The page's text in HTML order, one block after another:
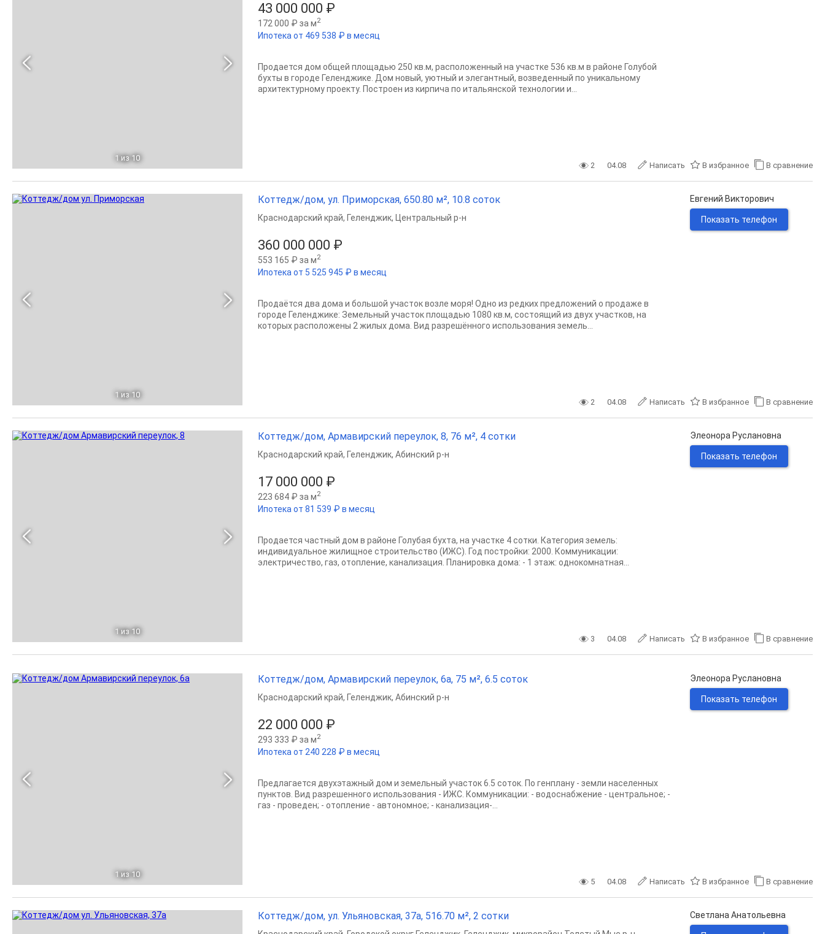
1 из 10
43 000 000 ₽
172 000 ₽ за м2
Ипотека от 469 538 ₽ в месяц
Продается дом общей площадью 250 кв.м, расположенный на участке 536 кв.м в районе Голубой
бухты в городе Геленджике. Дом новый, уютный и элегантный, возведенный по уникальному
архитектурному проекту. Построен из кирпича по итальянской технологии и...
2 04.08 Написать В избранное В сравнение
1 из 10
Коттедж/дом, ул. Приморская, 650.80 м², 10.8 соток
360 000 000 ₽
553 165 ₽ за м2
Ипотека от 5 525 945 ₽ в месяц
Краснодарский край, Геленджик, Центральный р-н
Продаётся два дома и большой участок возле моря! Одно из редких предложений о продаже в
городе Геленджике: Земельный участок площадью 1080 кв.м, состоящий из двух участков, на
которых расположены 2 жилых дома. Вид разрешённого использования земель...
Евгений Викторович
Показать телефон
2 04.08 Написать В избранное В сравнение
1 из 10
Коттедж/дом, Армавирский переулок, 8, 76 м², 4 сотки
17 000 000 ₽
223 684 ₽ за м2
Ипотека от 81 539 ₽ в месяц
Краснодарский край, Геленджик, Абинский р-н
Продается частный дом в районе Голубая бухта, на участке 4 сотки. Категория земель:
индивидуальное жилищное строительство (ИЖС). Год постройки: 2000. Коммуникации:
электричество, газ, отопление, канализация. Планировка дома: - 1 этаж: однокомнатная...
Элеонора Руслановна
Показать телефон
3 04.08 Написать В избранное В сравнение
1 из 10
Коттедж/дом, Армавирский переулок, 6а, 75 м², 6.5 соток
22 000 000 ₽
293 333 ₽ за м2
Ипотека от 240 228 ₽ в месяц
Краснодарский край, Геленджик, Абинский р-н
Предлагается двухэтажный дом и земельный участок 6.5 соток. По генплану - земли населенных
пунктов. Вид разрешенного использования - ИЖС. Коммуникации: - водоснабжение - центральное; -
газ - проведен; - отопление - автономное; - канализация-...
Элеонора Руслановна
Показать телефон
5 04.08 Написать В избранное В сравнение
Коттедж/дом, ул. Ульяновская, 37а, 516.70 м², 2 сотки Светлана Анатольевна